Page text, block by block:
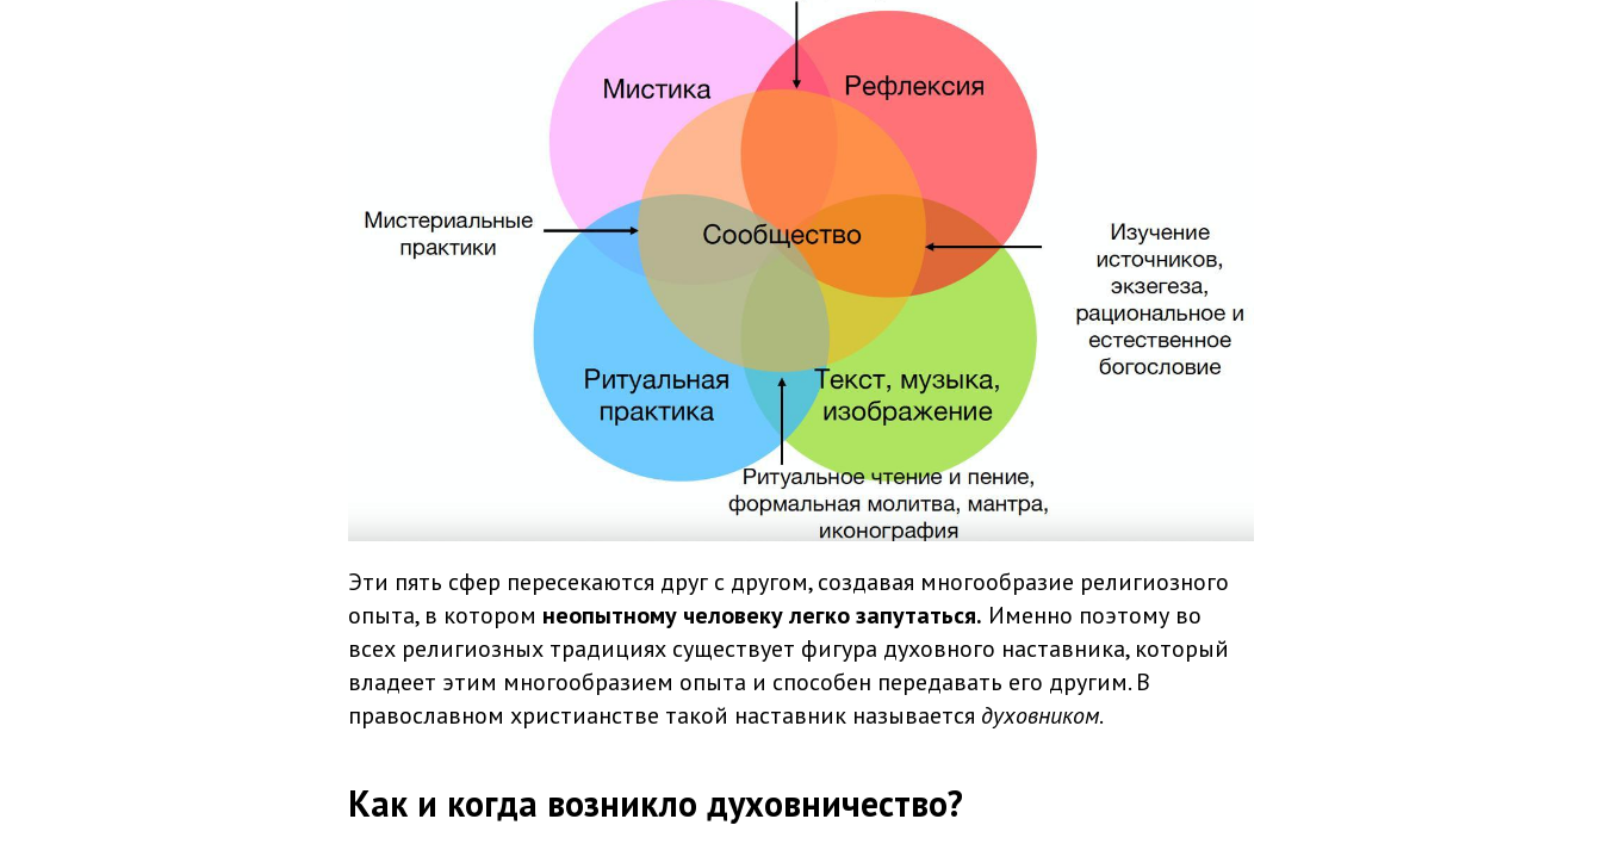
Эти пять сфер пересекаются друг с другом, создавая многообразие религиозного
опыта, в котором неопытному человеку легко запутаться. Именно поэтому во
всех религиозных традициях существует фигура духовного наставника, который
владеет этим многообразием опыта и способен передавать его другим. В
православном христианстве такой наставник называется духовником.
Как и когда возникло духовничество?